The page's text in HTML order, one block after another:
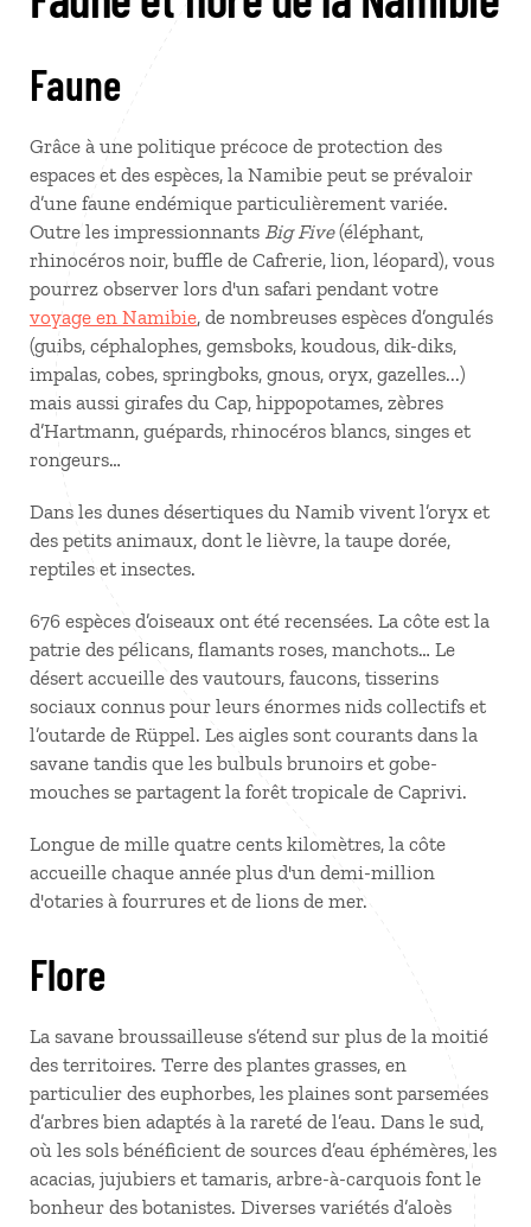
Faune
Grâce à une politique précoce de protection des
espaces et des espèces, la Namibie peut se prévaloir
d’une faune endémique particulièrement variée.
Outre les impressionnants Big Five(éléphant,
rhinocéros noir, buffle de Cafrerie, lion, léopard), vous
pourrez observer lors d'un safari pendant votre
voyage en Namibie, de nombreuses espèces d’ongulés
(guibs, céphalophes, gemsboks, koudous, dik-diks,
impalas, cobes, springboks, gnous, oryx, gazelles...)
mais aussi girafes du Cap, hippopotames, zèbres
d’Hartmann, guépards, rhinocéros blancs, singes et
rongeurs…
Dans les dunes désertiques du Namib vivent l’oryx et
des petits animaux, dont le lièvre, la taupe dorée,
reptiles et insectes.
676 espèces d’oiseaux ont été recensées. La côte est la
patrie des pélicans, flamants roses, manchots… Le
désert accueille des vautours, faucons, tisserins
sociaux connus pour leurs énormes nids collectifs et
l’outarde de Rüppel. Les aigles sont courants dans la
savane tandis que les bulbuls brunoirs et gobe-
mouches se partagent la forêt tropicale de Caprivi.
Longue de mille quatre cents kilomètres, la côte
accueille chaque année plus d'un demi-million
d'otaries à fourrures et de lions de mer.
Flore
La savane broussailleuse s’étend sur plus de la moitié
des territoires. Terre des plantes grasses, en
particulier des euphorbes, les plaines sont parsemées
d’arbres bien adaptés à la rareté de l’eau. Dans le sud,
où les sols bénéficient de sources d’eau éphémères, les
acacias, jujubiers et tamaris, arbre-à-carquois font le
bonheur des botanistes. Diverses variétés d’aloès